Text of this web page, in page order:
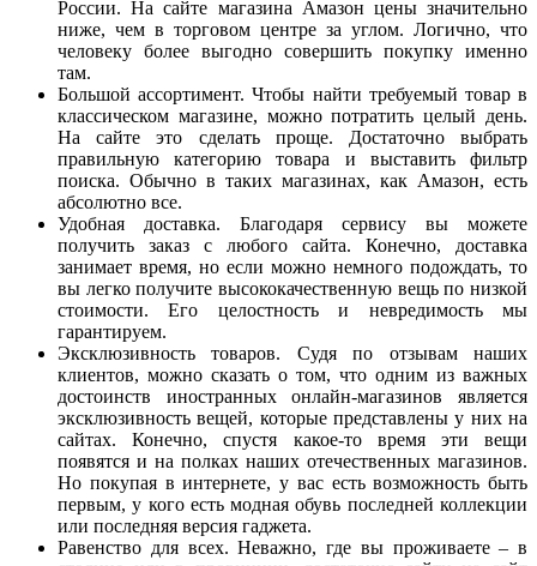
России. На сайте магазина Амазон цены значительно
ниже, чем в торговом центре за углом. Логично, что
человеку более выгодно совершить покупку именно
там.
Большой ассортимент. Чтобы найти требуемый товар в
классическом магазине, можно потратить целый день.
На сайте это сделать проще. Достаточно выбрать
правильную категорию товара и выставить фильтр
поиска. Обычно в таких магазинах, как Амазон, есть
абсолютно все.
Удобная доставка. Благодаря сервису вы можете
получить заказ с любого сайта. Конечно, доставка
занимает время, но если можно немного подождать, то
вы легко получите высококачественную вещь по низкой
стоимости. Его целостность и невредимость мы
гарантируем.
Эксклюзивность товаров. Судя по отзывам наших
клиентов, можно сказать о том, что одним из важных
достоинств иностранных онлайн-магазинов является
эксклюзивность вещей, которые представлены у них на
сайтах. Конечно, спустя какое-то время эти вещи
появятся и на полках наших отечественных магазинов.
Но покупая в интернете, у вас есть возможность быть
первым, у кого есть модная обувь последней коллекции
или последняя версия гаджета.
Равенство для всех. Неважно, где вы проживаете – в